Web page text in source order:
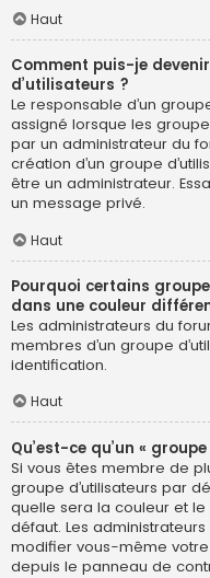
Haut
Comment puis-je
d’utilisateurs ?
Le responsable d’un
assigné lorsque les
par un administrateur du
création d’un groupe
être un administrateur.
un message privé.
Haut
Pourquoi certains
dans une couleur
Les administrateurs du
membres d’un groupe
identification.
Haut
Qu’est-ce qu’un «
Si vous êtes membre de
groupe d’utilisateurs par
quelle sera la couleur et
défaut. Les
modifier vous-même
depuis le panneau de